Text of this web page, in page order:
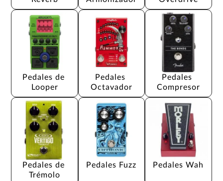
Pedales de
Looper
Pedales
Octavador
Pedales
Compresor
Pedales de
Trémolo
Pedales Fuzz Pedales Wah